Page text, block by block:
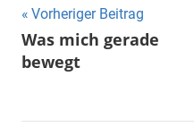
Vorheriger Beitrag
Was mich gerade
bewegt